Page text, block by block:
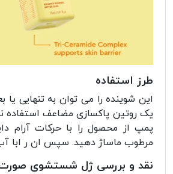
طرز استفاده
این شوینده را می توان به تنهایی یا
پمپ از محصول را با حرکات آرام
مرطوب ماساژ دهید. سپس ان ر ابا
نقد و بررسی ژل شستشوی صورت